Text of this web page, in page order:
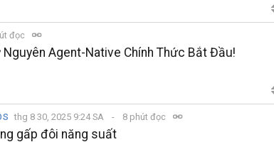
đọc
Agent-Native Chính Thức Bắt Đầu!
thg 8 30, 2025 9:24 SA 8 phút đọc
gấp đôi năng suất